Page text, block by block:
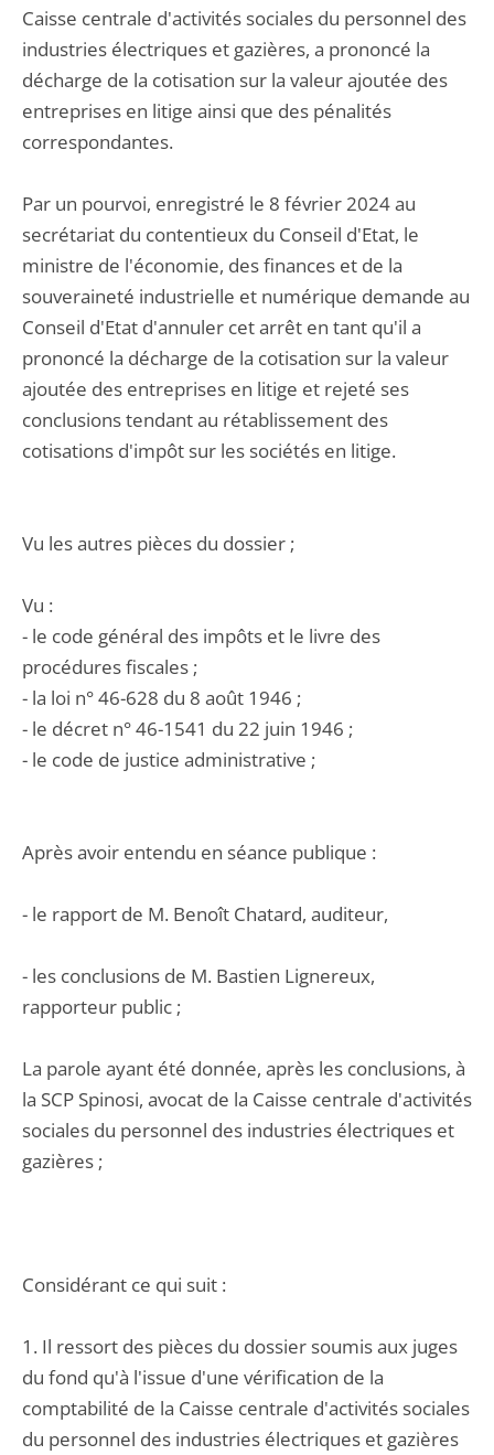
Caisse centrale d'activités sociales du personnel des
industries électriques et gazières, a prononcé la
décharge de la cotisation sur la valeur ajoutée des
entreprises en litige ainsi que des pénalités
correspondantes.
Par un pourvoi, enregistré le 8 février 2024 au
secrétariat du contentieux du Conseil d'Etat, le
ministre de l'économie, des finances et de la
souveraineté industrielle et numérique demande au
Conseil d'Etat d'annuler cet arrêt en tant qu'il a
prononcé la décharge de la cotisation sur la valeur
ajoutée des entreprises en litige et rejeté ses
conclusions tendant au rétablissement des
cotisations d'impôt sur les sociétés en litige.
Vu les autres pièces du dossier ;
Vu :
- le code général des impôts et le livre des
procédures fiscales ;
- la loi n° 46-628 du 8 août 1946 ;
- le décret n° 46-1541 du 22 juin 1946 ;
- le code de justice administrative ;
Après avoir entendu en séance publique :
- le rapport de M. Benoît Chatard, auditeur,
- les conclusions de M. Bastien Lignereux,
rapporteur public ;
La parole ayant été donnée, après les conclusions, à
la SCP Spinosi, avocat de la Caisse centrale d'activités
sociales du personnel des industries électriques et
gazières ;
Considérant ce qui suit :
1. Il ressort des pièces du dossier soumis aux juges
du fond qu'à l'issue d'une vérification de la
comptabilité de la Caisse centrale d'activités sociales
du personnel des industries électriques et gazières